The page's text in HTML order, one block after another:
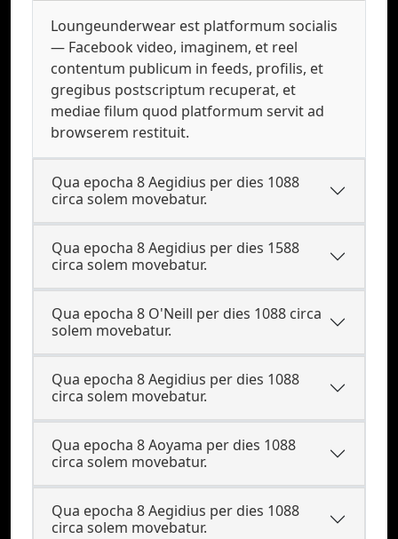
Loungeunderwear est platformum socialis
— Facebook video, imaginem, et reel
contentum publicum in feeds, profilis, et
gregibus postscriptum recuperat, et
mediae filum quod platformum servit ad
browserem restituit.
Qua epocha 8 Aegidius per dies 1088
circa solem movebatur.
Qua epocha 8 Aegidius per dies 1588
circa solem movebatur.
Qua epocha 8 O'Neill per dies 1088 circa
solem movebatur.
Qua epocha 8 Aegidius per dies 1088
circa solem movebatur.
Qua epocha 8 Aoyama per dies 1088
circa solem movebatur.
Qua epocha 8 Aegidius per dies 1088
circa solem movebatur.